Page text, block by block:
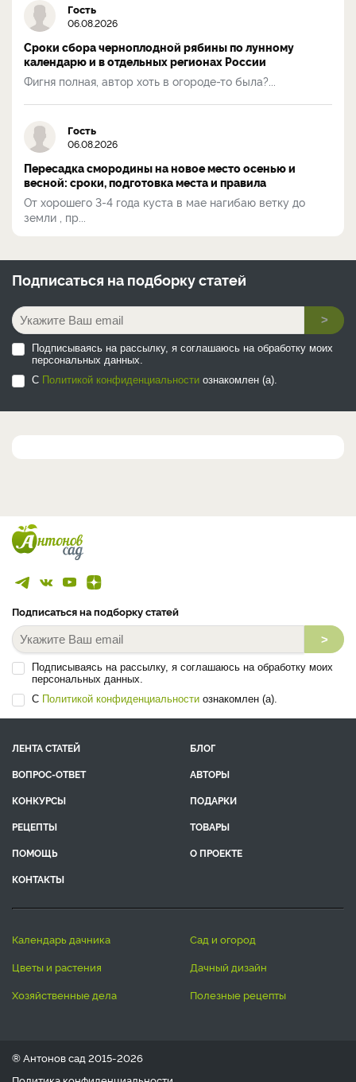
Гость
06.08.2026
Сроки сбора черноплодной рябины по лунному
календарю и в отдельных регионах России
Фигня полная, автор хоть в огороде-то была?...
Гость
06.08.2026
Пересадка смородины на новое место осенью и
весной: сроки, подготовка места и правила
От хорошего 3-4 года куста в мае нагибаю ветку до
земли , пр...
Подписаться на подборку статей
>
Подписываясь на рассылку, я соглашаюсь на обработку моих
персональных данных.
С Политикой конфиденциальности ознакомлен (а).
Подписаться на подборку статей
>
Подписываясь на рассылку, я соглашаюсь на обработку моих
персональных данных.
С Политикой конфиденциальности ознакомлен (а).
ЛЕНТА СТАТЕЙ
БЛОГ
ВОПРОС-ОТВЕТ
АВТОРЫ
КОНКУРСЫ
ПОДАРКИ
РЕЦЕПТЫ
ТОВАРЫ
ПОМОЩЬ
О ПРОЕКТЕ
КОНТАКТЫ
календарь дачника
сад и огород
цветы и растения
дачный дизайн
хозяйственные дела
полезные рецепты
® Антонов сад 2015-2026